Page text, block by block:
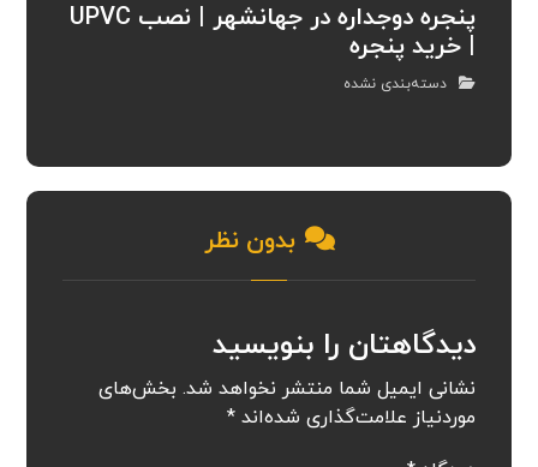
پنجره دوجداره در جهانشهر | نصب UPVC
| خرید پنجره
دسته‌بندی نشده
بدون نظر
دیدگاهتان را بنویسید
نشانی ایمیل شما منتشر نخواهد شد. بخش‌های
موردنیاز علامت‌گذاری شده‌اند*